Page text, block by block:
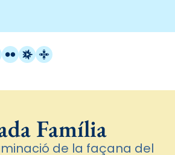
FlickrRadio Estel
Catalunya Cristiana
Família
de la façana del